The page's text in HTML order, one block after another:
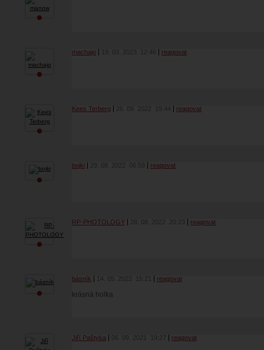
machajo 19. 03. 2023 12:46 reagovat
Kees Terberg 19:44 reagovat
bojki 06:59 reagovat
RP-PHOTOLOGY 20:23 reagovat
básník 14. 05. 2022 15:21 reagovat
krásná holka
Jiří Paštyka 19:27 reagovat